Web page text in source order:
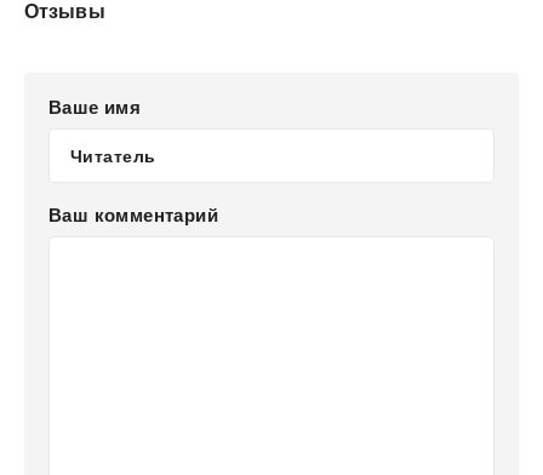
Отзывы
Ваше имя
Ваш комментарий